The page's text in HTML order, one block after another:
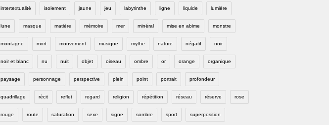
intertextualité isolement jaune jeu labyrinthe ligne liquide lumière
lune masque matière mémoire mer minéral mise en abime monstre
montagne mort mouvement musique mythe nature négatif noir
noir et blanc nu nuit objet oiseau ombre or orange organique
paysage personnage perspective plein point portrait profondeur
quadrillage récit reflet regard religion répétition réseau réserve rose
rouge route saturation sexe signe sombre sport superposition